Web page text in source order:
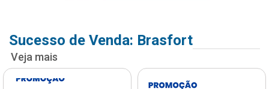
Sucesso de Venda: Brasfort
Veja mais